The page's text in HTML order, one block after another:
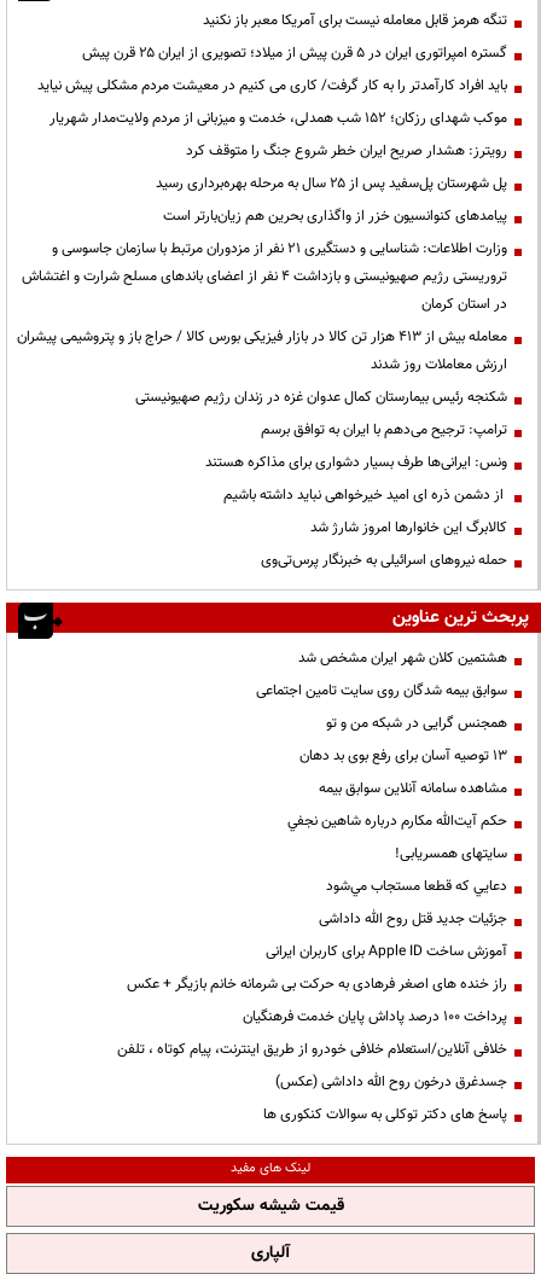
تنگه هرمز قابل معامله نیست برای آمریکا معبر باز نکنید
گستره امپراتوری ایران در ۵ قرن پیش از میلاد؛ تصویری از ایران ۲۵ قرن پیش
باید افراد کارآمدتر را به کار گرفت/ کاری می کنیم در معیشت مردم مشکلی پیش نیاید
موکب شهدای رزکان؛ ۱۵۲ شب همدلی، خدمت و میزبانی از مردم ولایت‌مدار شهریار
رویترز: هشدار صریح ایران خطر شروع جنگ را متوقف کرد
پل شهرستان پل‌سفید پس از ۲۵ سال به مرحله بهره‌برداری رسید
پیامدهای کنوانسیون خزر از واگذاری بحرین هم زیان‌بارتر است
وزارت اطلاعات: شناسایی و دستگیری ۲۱ نفر از مزدوران مرتبط با سازمان جاسوسی و
تروریستی رژیم صهیونیستی و بازداشت ۴ نفر از اعضای باندهای مسلح شرارت و اغتشاش
در استان کرمان
معامله بیش از ۴۱۳ هزار تن کالا در بازار فیزیکی بورس کالا / حراج باز و پتروشیمی پیشران
ارزش معاملات روز شدند
شکنجه رئیس بیمارستان کمال عدوان غزه در زندان رژیم صهیونیستی
ترامپ: ترجیح می‌دهم با ایران به توافق برسم
ونس: ایرانی‌ها طرف بسیار دشواری برای مذاکره هستند
از دشمن ذره ای امید خیرخواهی نباید داشته باشیم
کالابرگ این خانوارها امروز شارژ شد
حمله نیروهای اسرائیلی به خبرنگار پرس‌تی‌وی
پربحث ترین عناوین
هشتمین کلان شهر ایران مشخص شد
سوابق بیمه شدگان روی سایت تامین اجتماعی
همجنس گرایی در شبکه من و تو
13 توصیه آسان برای رفع بوی بد دهان
مشاهده سامانه آنلاين سوابق بیمه
حكم آيت‌الله مكارم درباره شاهين نجفي
سایتهای همسریابی!
دعايي كه قطعا مستجاب مي‌شود
جزئیات جدید قتل روح الله داداشی
آموزش ساخت Apple ID برای کاربران ایرانی
راز خنده های اصغر فرهادی به حرکت بی شرمانه خانم بازیگر + عکس
پرداخت ۱۰۰ درصد پاداش پایان خدمت فرهنگیان
خلافی آنلاین/استعلام خلافی خودرو از طریق اینترنت، پیام کوتاه ، تلفن
جسدغرق درخون روح الله داداشی (عکس)
پاسخ های دکتر توکلی به سوالات کنکوری ها
لینک های مفید
قیمت شیشه سکوریت
آلپاری